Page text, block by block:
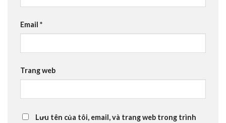
Email *
Trang web
Lưu tên của tôi, email, và trang web trong trình